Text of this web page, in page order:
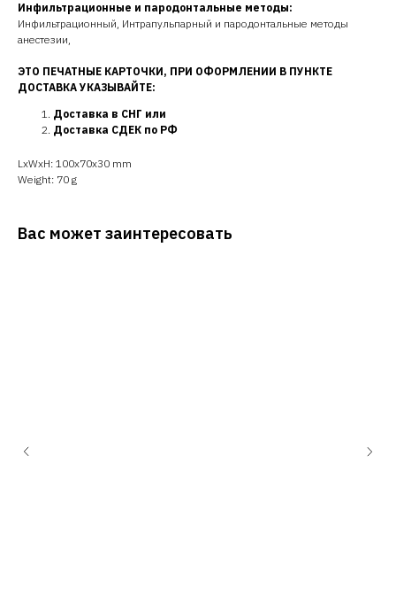
Инфильтрационные и пародонтальные методы:
Инфильтрационный, Интрапульпарный и пародонтальные методы
анестезии,
ЭТО ПЕЧАТНЫЕ КАРТОЧКИ, ПРИ ОФОРМЛЕНИИ В ПУНКТЕ
ДОСТАВКА УКАЗЫВАЙТЕ:
Доставка в СНГ или
Доставка СДЕК по РФ
LxWxH: 100x70x30 mm
Weight: 70 g
Вас может заинтересовать